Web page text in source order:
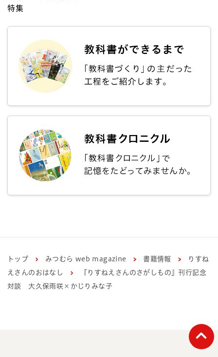
特集
トップ みつむら web magazine 書籍情報
りすね
えさんのおはなし
『りすねえさんのさがしもの』刊行記念
対談 大久保雨咲×かじりみな子
ペ